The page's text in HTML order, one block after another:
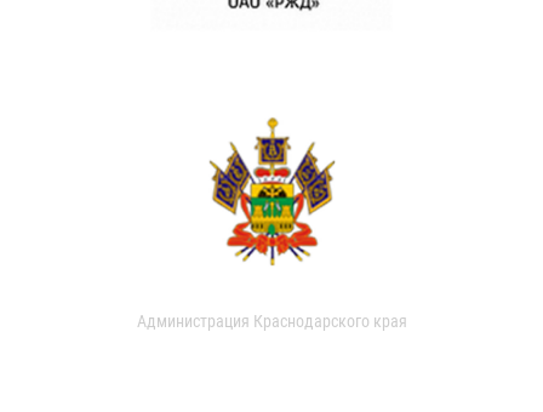
Администрация Краснодарского края